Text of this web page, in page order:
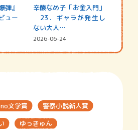
弾』
ュー
辛酸なめ子「お金入門」
23．ギャラが発生し
ない大人…
2026-06-24
文学賞
警察小説新人賞
ゆっきゅん